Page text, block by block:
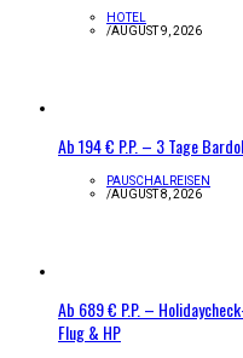
HOTEL
/AUGUST 9, 2026
Ab 194 € P.P. – 3 Tage
PAUSCHALREISEN
/AUGUST 8, 2026
Ab 689 € P.P. –
Flug & HP